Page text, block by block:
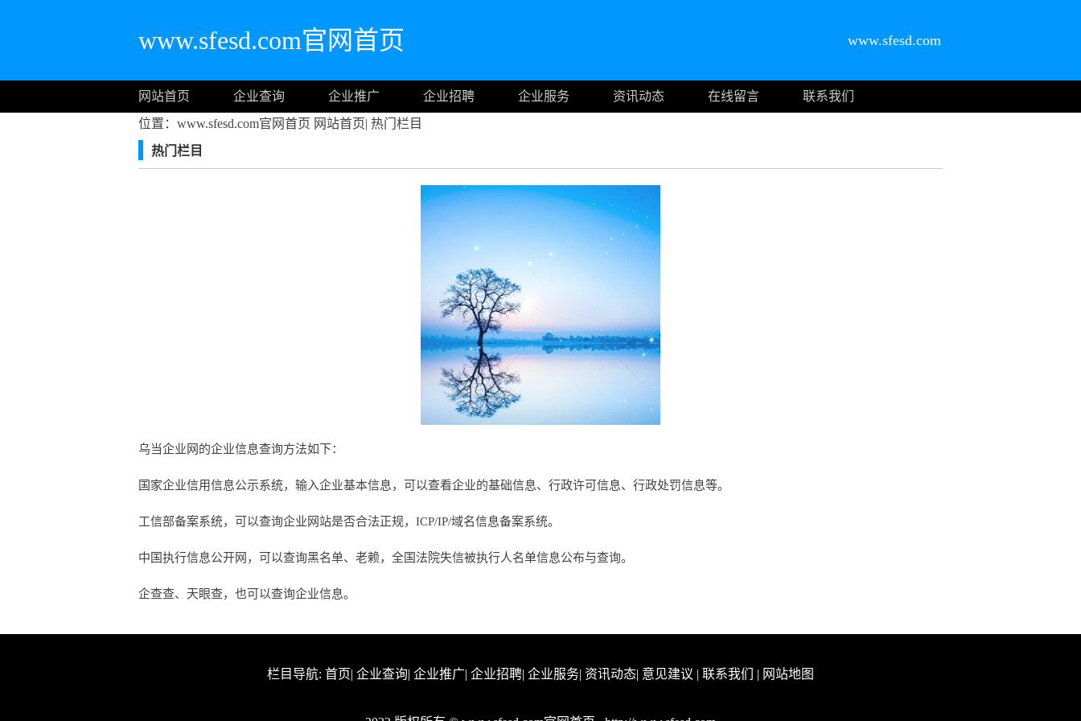
www.sfesd.com官网首页 www.sfesd.com
网站首页 企业查询 企业推广 企业招聘 企业服务 资讯动态 在线留言
联系我们
位置：www.sfesd.com官网首页 网站首页| 热门栏目
热门栏目
乌当企业网的企业信息查询方法如下：
国家企业信用信息公示系统，输入企业基本信息，可以查看企业的基础信息、行政许可信息、行政处罚信息等。
工信部备案系统，可以查询企业网站是否合法正规，ICP/IP/域名信息备案系统。
中国执行信息公开网，可以查询黑名单、老赖，全国法院失信被执行人名单信息公布与查询。
企查查、天眼查，也可以查询企业信息。
栏目导航: 首页| 企业查询| 企业推广| 企业招聘| 企业服务| 资讯动态| 意见建议 | 联系我们 | 网站地图